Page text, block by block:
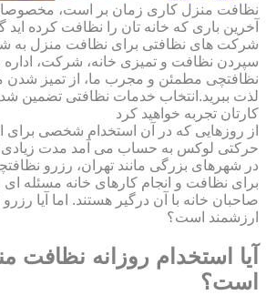
نظافت منزل کاری زمان بر است، مخصوصا
آخرین باری که خانه تان را نظافت کرده اید
شرکت های نظافتی برای نظافت منزل به
سپردن نظافت و تمیزی خانه، شرکت،
نظافتچی مطمئن و مجرب ما، از تمیز شدن
لذت ببرید.انتخاب خدمات نظافتی تضمین
کارتان تجربه خواهید کرد
از روزهایی که در آن استخدام شخصی برای
حرکتی لوکس به حساب می آمد مدت
در شهرهای بزرگی مانند تهران، رزرو
برای نظافت و انجام کارهای خانه مسئله
صاحبان خانه با آن درگیر هستند. اما آیا
ارزشمند است؟
آیا استخدام روزانه نظافت
است؟